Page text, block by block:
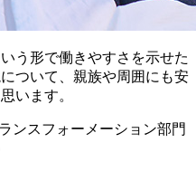
う形で働きやすさを示せた
ついて、親族や周囲にも安
います。
ンスフォーメーション部門